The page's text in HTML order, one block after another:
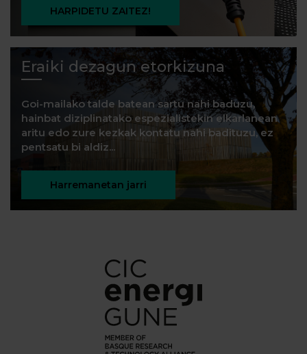
HARPIDETU ZAITEZ!
Eraiki dezagun etorkizuna
Goi-mailako talde batean sartu nahi baduzu,
hainbat diziplinatako espezialistekin elkarlanean
aritu edo zure kezkak kontatu nahi badituzu, ez
pentsatu bi aldiz...
Harremanetan jarri